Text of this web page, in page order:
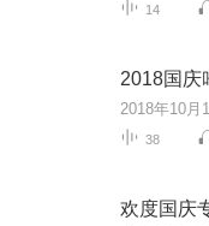
14
2018国庆
38
欢度国庆